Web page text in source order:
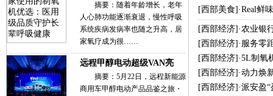
摘要：随着年龄增长，老年
人心肺功能逐渐衰退，慢性呼吸
系统疾病发病率也随之升高，居
家氧疗成为很……
远程甲醇电动超级VAN亮
摘要：5月22日，远程新能源
商用车甲醇电动产品品鉴之旅・
[西部美食]·Real鲜
[西部经济]·农业银
[西部经济]· 服务零
[西部经济]·5L制氧
[西部经济]·动力焕
[西部经济]·派安盈